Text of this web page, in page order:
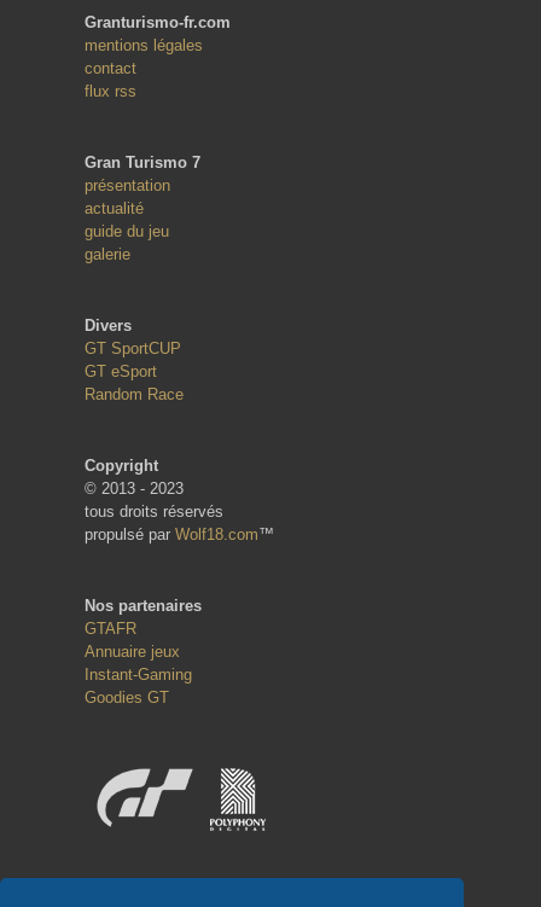
Granturismo-fr.com
mentions légales
contact
flux rss
Gran Turismo 7
présentation
actualité
guide du jeu
galerie
Divers
GT SportCUP
GT eSport
Random Race
Copyright
© 2013 - 2023
tous droits réservés
propulsé par Wolf18.com™
Nos partenaires
GTAFR
Annuaire jeux
Instant-Gaming
Goodies GT